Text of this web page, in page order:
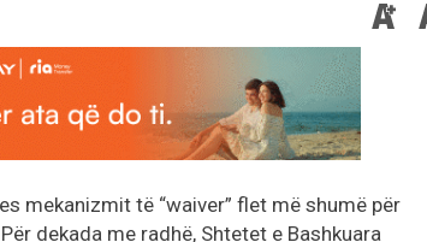
mekanizmit të “waiver” flet më shumë për
dekada me radhë, Shtetet e Bashkuara